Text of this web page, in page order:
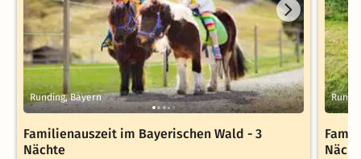
Runding, Bayern
Familienauszeit im Bayerischen Wald - 3
Nächte